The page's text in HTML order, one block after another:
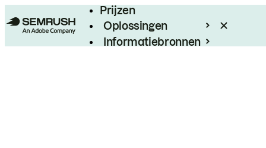
Prijzen
Oplossingen
Informatiebronnen